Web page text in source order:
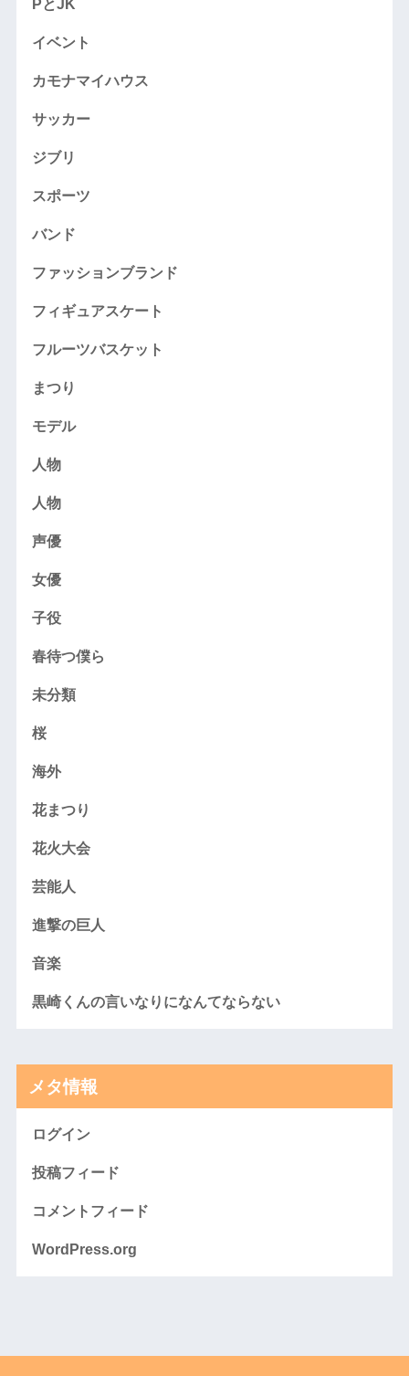
PとJK
イベント
カモナマイハウス
サッカー
ジブリ
スポーツ
バンド
ファッションブランド
フィギュアスケート
フルーツバスケット
まつり
モデル
人物
人物
声優
女優
子役
春待つ僕ら
未分類
桜
海外
花まつり
花火大会
芸能人
進撃の巨人
音楽
黒崎くんの言いなりになんてならない
メタ情報
ログイン
投稿フィード
コメントフィード
WordPress.org